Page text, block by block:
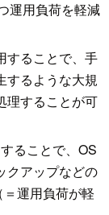
運用負荷を軽減
することで、手
するような大規
理することが可
ることで、OS
クアップなどの
運用負荷が軽